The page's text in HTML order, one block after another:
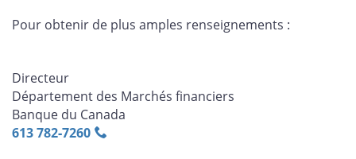
Pour obtenir de plus amples renseignements :
Directeur
Département des Marchés financiers
Banque du Canada
613 782‑7260